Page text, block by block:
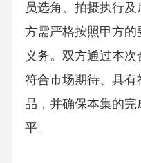
员选角、拍摄执行
方需严格按照甲方
义务。双方通过本
符合市场期待、具
品，并确保本集的
平。